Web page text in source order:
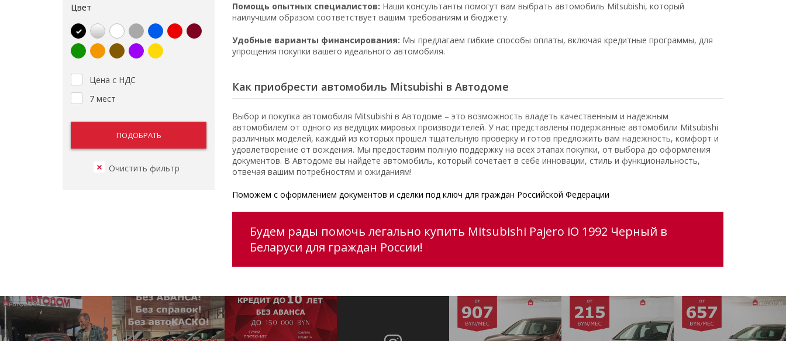
Цвет
Цена с НДС
7 мест
Помощь опытных специалистов: Наши консультанты помогут вам выбрать автомобиль Mitsubishi, который
наилучшим образом соответствует вашим требованиям и бюджету.
Удобные варианты финансирования: Мы предлагаем гибкие способы оплаты, включая кредитные программы, для
упрощения покупки вашего идеального автомобиля.
Как приобрести автомобиль Mitsubishi в Автодоме
Выбор и покупка автомобиля Mitsubishi в Автодоме – это возможность владеть качественным и надежным
автомобилем от одного из ведущих мировых производителей. У нас представлены подержанные автомобили Mitsubishi
различных моделей, каждый из которых прошел тщательную проверку и готов предложить вам надежность, комфорт и
удовлетворение от вождения. Мы предоставим полную поддержку на всех этапах покупки, от выбора до оформления
документов. В Автодоме вы найдете автомобиль, который сочетает в себе инновации, стиль и функциональность,
отвечая вашим потребностям и ожиданиям!
Поможем с оформлением документов и сделки под ключ для граждан Российской Федерации
Будем рады помочь легально купить Mitsubishi Pajero iO 1992 Черный в
Беларуси для граждан России!